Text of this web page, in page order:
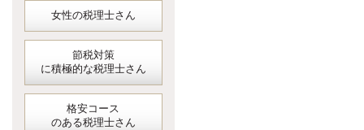
女性の税理士さん
節税対策
に積極的な税理士さん
格安コース
のある税理士さん